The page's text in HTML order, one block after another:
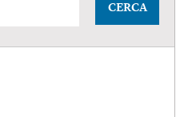
CERCA